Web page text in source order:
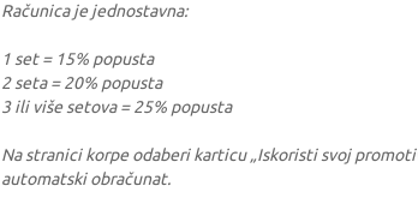
Računica je jednostavna:
1 set = 15% popusta
2 seta = 20% popusta
3 ili više setova = 25% popusta
Na stranici korpe odaberi karticu „Iskoristi svoj
automatski obračunat.